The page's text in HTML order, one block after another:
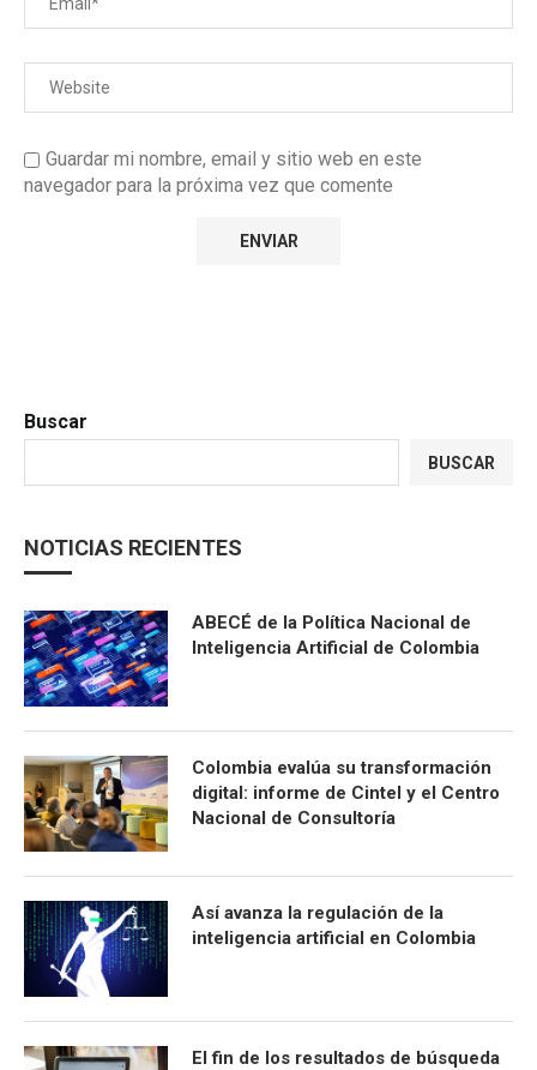
Guardar mi nombre, email y sitio web en este
navegador para la próxima vez que comente
Buscar
BUSCAR
NOTICIAS RECIENTES
ABECÉ de la Política Nacional de
Inteligencia Artificial de Colombia
Colombia evalúa su transformación
digital: informe de Cintel y el Centro
Nacional de Consultoría
Así avanza la regulación de la
inteligencia artificial en Colombia
El fin de los resultados de búsqueda